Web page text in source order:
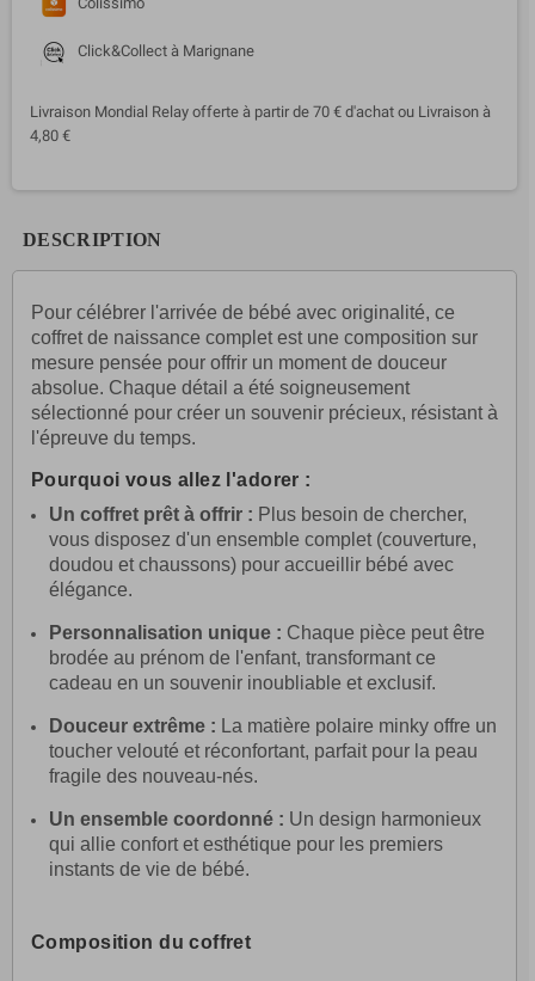
Click&Collect à Marignane
Livraison Mondial Relay offerte à partir de 70 € d'achat ou Livraison à
4,80 €
DESCRIPTION
Pour célébrer l'arrivée de bébé avec originalité, ce
coffret de naissance complet est une composition sur
mesure pensée pour offrir un moment de douceur
absolue. Chaque détail a été soigneusement
sélectionné pour créer un souvenir précieux, résistant à
l'épreuve du temps.
Pourquoi vous allez l'adorer :
Un coffret prêt à offrir : Plus besoin de chercher,
vous disposez d'un ensemble complet (couverture,
doudou et chaussons) pour accueillir bébé avec
élégance.
Personnalisation unique : Chaque pièce peut être
brodée au prénom de l'enfant, transformant ce
cadeau en un souvenir inoubliable et exclusif.
Douceur extrême : La matière polaire minky offre un
toucher velouté et réconfortant, parfait pour la peau
fragile des nouveau-nés.
Un ensemble coordonné : Un design harmonieux
qui allie confort et esthétique pour les premiers
instants de vie de bébé.
Composition du coffret